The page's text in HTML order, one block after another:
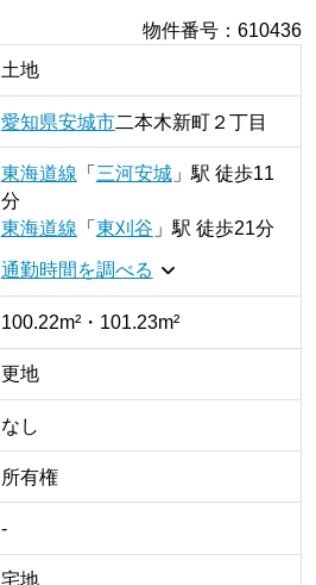
物件番号 ：610436
土地
愛知県安城市二本木新町２丁目
東海道線 「 三河安城」 駅 徒歩11
分
東海道線 「 東刈谷 」 駅 徒歩21分
通勤時間を調べる
100.22m²・101.23m²
更地
なし
所有権
-
宅地